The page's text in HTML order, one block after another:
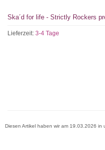
Ska´d for life - Strictly Rockers
Lieferzeit: 3-4 Tage
Diesen Artikel haben wir am 19.03.2026 in